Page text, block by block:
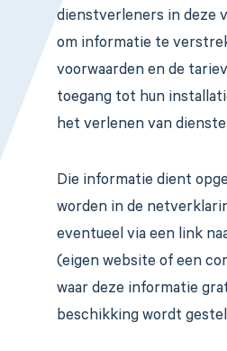
dienstverleners in deze
om informatie te
voorwaarden en de
toegang tot hun
het verlenen van
Die informatie dient
worden in de
eventueel via een link
(eigen website of een
waar deze informatie
beschikking wordt